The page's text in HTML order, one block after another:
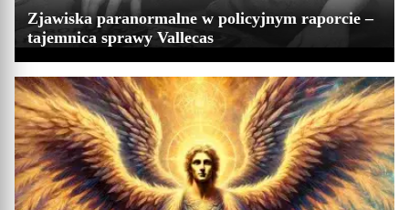
Zjawiska paranormalne w policyjnym raporcie –
tajemnica sprawy Vallecas